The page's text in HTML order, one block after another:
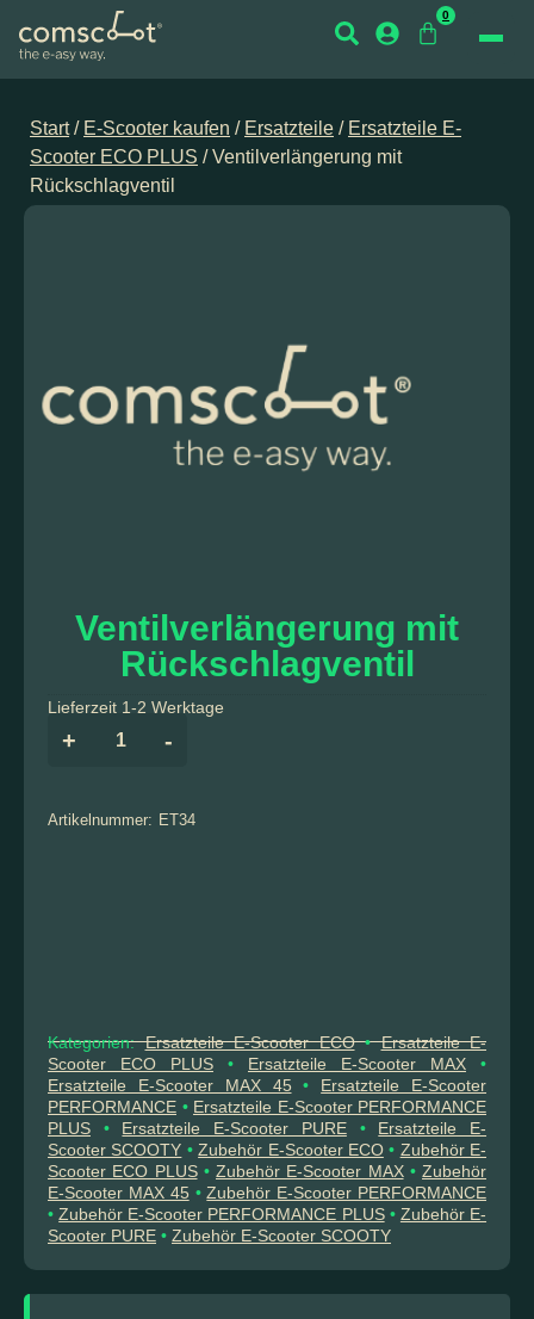
0
Start/ E-Scooter kaufen / Ersatzteile / Ersatzteile E-
Scooter ECO PLUS / Ventilverlängerung mit
Rückschlagventil
Ventilverlängerung mit
Rückschlagventil
Lieferzeit 1-2 Werktage
+ -
Artikelnummer: ET34
Kategorien:Ersatzteile E-Scooter ECO•Ersatzteile E-
Scooter ECO PLUS • Ersatzteile E-Scooter MAX •
Ersatzteile E-Scooter MAX 45• Ersatzteile E-Scooter
PERFORMANCE • Ersatzteile E-Scooter PERFORMANCE
PLUS • Ersatzteile E-Scooter PURE• Ersatzteile E-
Scooter SCOOTY •Zubehör E-Scooter ECO• Zubehör E-
Scooter ECO PLUS• Zubehör E-Scooter MAX• Zubehör
E-Scooter MAX 45•Zubehör E-Scooter PERFORMANCE
•Zubehör E-Scooter PERFORMANCE PLUS• Zubehör E-
Scooter PURE • Zubehör E-Scooter SCOOTY